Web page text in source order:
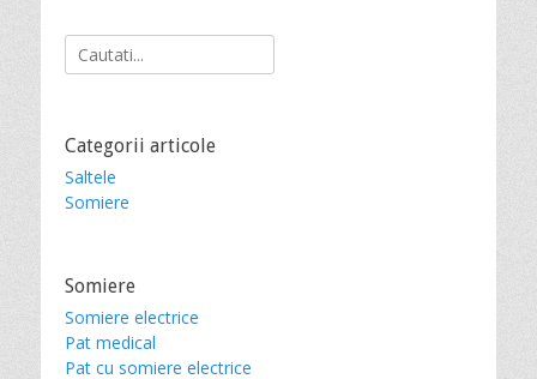
e
Search
for:
Categorii articole
Saltele
Somiere
Somiere
Somiere electrice
Pat medical
Pat cu somiere electrice